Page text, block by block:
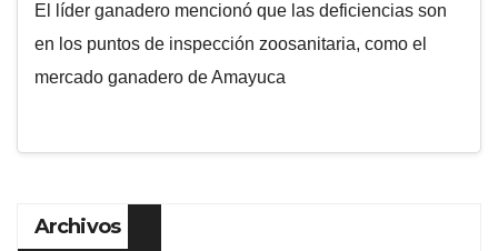
El líder ganadero mencionó que las deficiencias son
en los puntos de inspección zoosanitaria, como el
mercado ganadero de Amayuca
Archivos